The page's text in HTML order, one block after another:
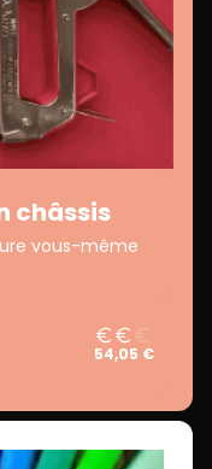
châssis
vous-même
54,05 €